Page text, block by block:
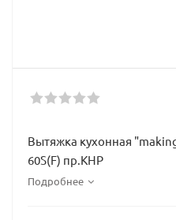
Вытяжка кухонная
60S(F) пр.КНР
Подробнее